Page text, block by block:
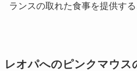
ランスの取れた食事を提供する
レオパへのピンクマウス